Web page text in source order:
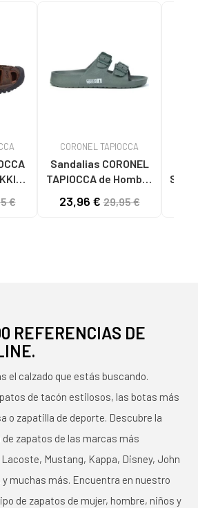
€
CORONEL TAPIOCCA
Sandalias CORONEL
TAPIOCCA de Hombre
HOMBRE T615-6
23,96 €29,95 €
REFERENCIAS DE
el calzado que estás buscando.
de tacón estilosos, las botas más
o zapatilla de deporte. Descubre la
zapatos de las marcas más
Mustang, Kappa, Disney, John
muchas más. Encuentra en nuestro
de zapatos de mujer, hombre, niños y